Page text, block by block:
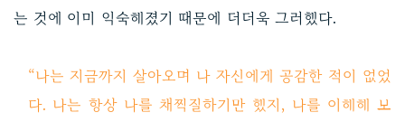
는 것에 이미 익숙해졌기 때문에 더더욱 그러했다.
“나는 지금까지 살아오며 나 자신에게 공감한 적이 없었
다. 나는 항상 나를 채찍질하기만 했지, 나를 이해해 보